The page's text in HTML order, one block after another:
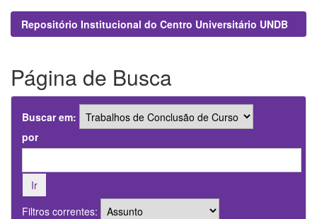
Repositório Institucional do Centro Universitário UNDB
Página de Busca
Buscar em:
por
Filtros correntes: